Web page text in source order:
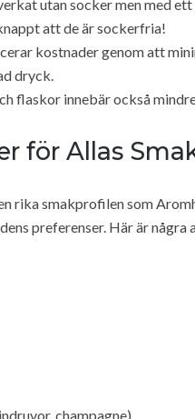
utan socker men med
att de är sockerfria!
kostnader genom att
dryck.
flaskor innebär också
för Allas
rika smakprofilen som
preferenser. Här är några
champagne)